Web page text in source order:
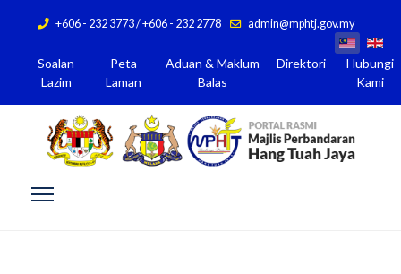
+606 - 232 3773 / +606 - 232 2778 admin@mphtj.gov.my
Soalan
Lazim
Peta
Laman
Aduan & Maklum
Balas
Direktori
Hubungi
Kami